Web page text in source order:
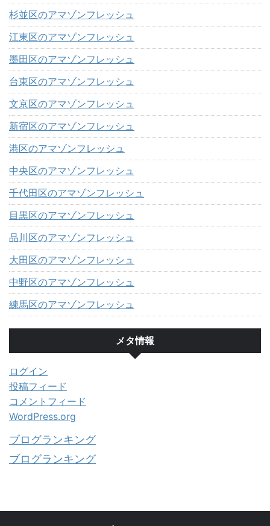
杉並区のアマゾンフレッシュ
江東区のアマゾンフレッシュ
墨田区のアマゾンフレッシュ
台東区のアマゾンフレッシュ
文京区のアマゾンフレッシュ
新宿区のアマゾンフレッシュ
港区のアマゾンフレッシュ
中央区のアマゾンフレッシュ
千代田区のアマゾンフレッシュ
目黒区のアマゾンフレッシュ
品川区のアマゾンフレッシュ
大田区のアマゾンフレッシュ
中野区のアマゾンフレッシュ
練馬区のアマゾンフレッシュ
メタ情報
ログイン
投稿フィード
コメントフィード
WordPress.org
ブログランキング
ブログランキング